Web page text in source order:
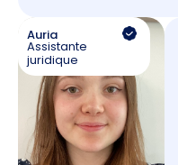
Auria
Assistante
juridique